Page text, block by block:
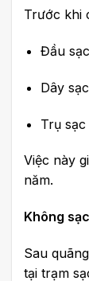
Trước khi
Đầu
Dây
Trụ
Việc này
năm.
Không
Sau
tại trạm